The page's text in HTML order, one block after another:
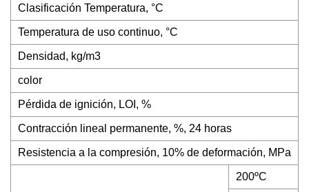
Clasificación Temperatura, °C
Temperatura de uso continuo, °C
Densidad, kg/m3
color
Pérdida de ignición, LOI, %
Contracción lineal permanente, %, 24 horas
Resistencia a la compresión, 10% de deformación, MPa
200ºC